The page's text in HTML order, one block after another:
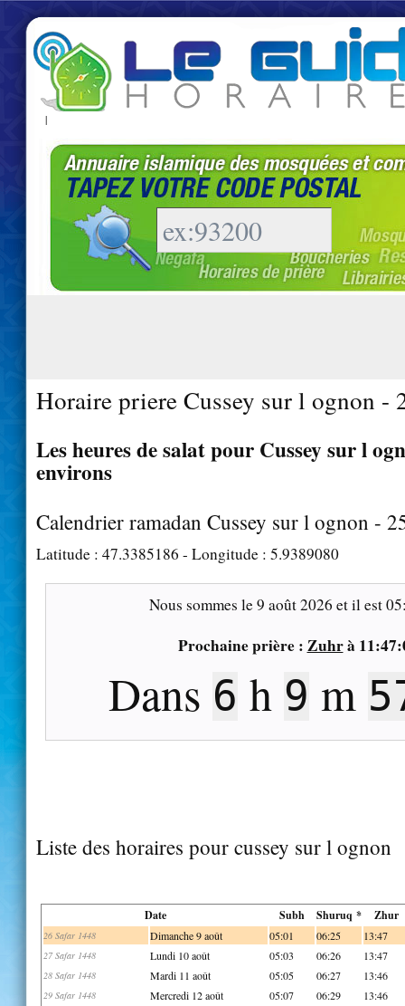
|
Horaire priere Cussey sur l ognon -
Les heures de salat pour Cussey sur l
environs
Calendrier ramadan Cussey sur l ognon -
Latitude : 47.3385186 - Longitude : 5.9389080
Nous sommes le9 août 2026 et il est
Prochaine prière : Zuhrà
Dans 6 h 9 m
Liste des horaires pour cussey sur l ognon
Date Subh Shuruq * Zhur
26 Safar 1448 Dimanche 9 août 05:01 06:25 13:47
27 Safar 1448 Lundi 10 août 05:03 06:26 13:47
28 Safar 1448 Mardi 11 août 05:05 06:27 13:46
29 Safar 1448 Mercredi 12 août 05:07 06:29 13:46